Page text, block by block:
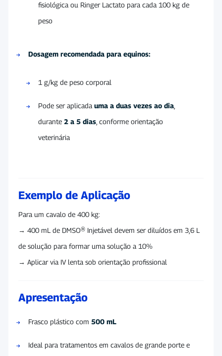
fisiológica ou Ringer Lactato para cada 100 kg de
peso
Dosagem recomendada para equinos:
1 g/kg de peso corporal
Pode ser aplicada uma a duas vezes ao dia
durante 2 a 5 dias , conforme orientação
veterinária
Exemplo de Aplicação
Para um cavalo de 400 kg:
→ 400 mL de DMSO® Injetável devem ser diluídos em 3,6 L
de solução para formar uma solução a 10%
→ Aplicar via IV lenta sob orientação profissional
Apresentação
Frasco plástico com 500 mL
Ideal para tratamentos em cavalos de grande porte e